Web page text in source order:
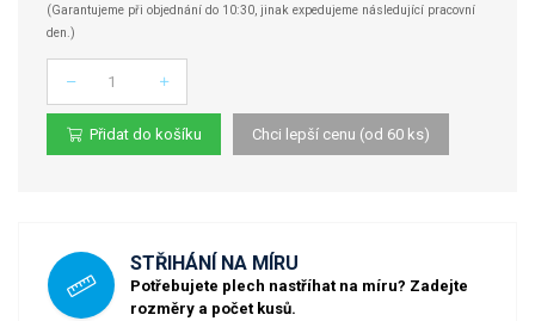
(Garantujeme při objednání do 10:30, jinak expedujeme následující pracovní
den.)
Přidat do košíku Chci lepší cenu (od 60 ks)
STŘIHÁNÍ NA MÍRU
Potřebujete plech nastříhat na míru? Zadejte
rozměry a počet kusů.